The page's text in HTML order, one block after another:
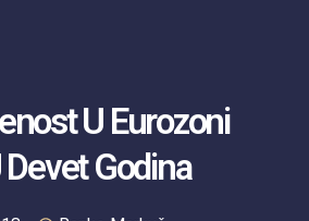
U Eurozoni
Godina